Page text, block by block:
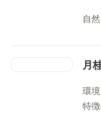
自
月
環
特徴